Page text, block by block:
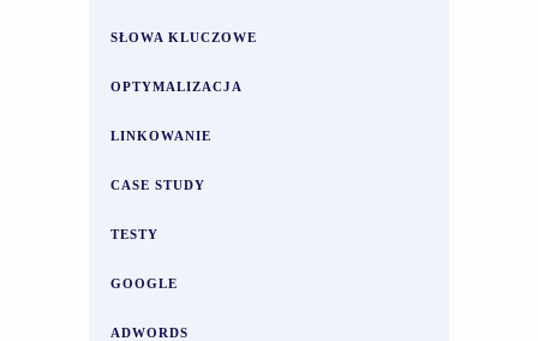
SŁOWA KLUCZOWE
OPTYMALIZACJA
LINKOWANIE
CASE STUDY
TESTY
GOOGLE
ADWORDS